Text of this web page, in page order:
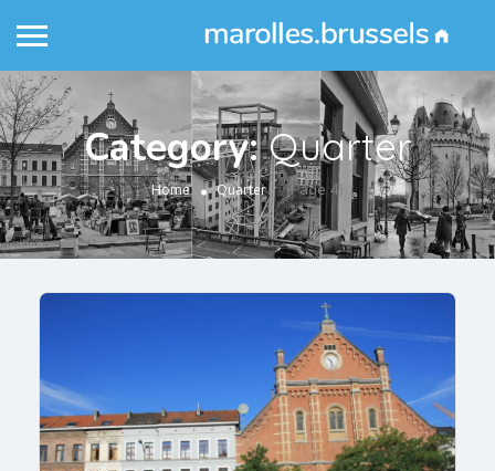
Category:Quarter
Home Quarter (Page 4)